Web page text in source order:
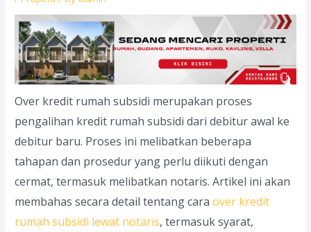
Over kredit rumah subsidi merupakan proses
pengalihan kredit rumah subsidi dari debitur awal ke
debitur baru. Proses ini melibatkan beberapa
tahapan dan prosedur yang perlu diikuti dengan
cermat, termasuk melibatkan notaris. Artikel ini akan
membahas secara detail tentang caraover kredit
rumah subsidi lewat notaris, termasuk syarat,